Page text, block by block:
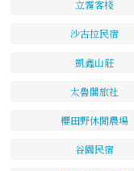
立霧客棧
沙古拉民宿
凱鑫山莊
太魯閣旅社
櫻田野休閒農場
谷園民宿